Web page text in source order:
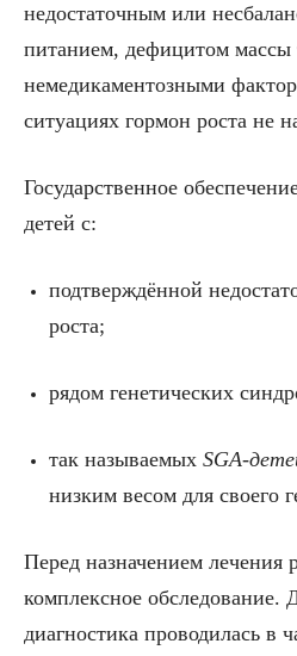
недостаточным или
питанием, дефицитом массы
немедикаментозными
ситуациях гормон роста не
Государственное
детей с:
подтверждённой
роста;
рядом генетических
так называемых SGA-
низким весом для своего
Перед назначением лечения
комплексное обследование.
диагностика проводилась в